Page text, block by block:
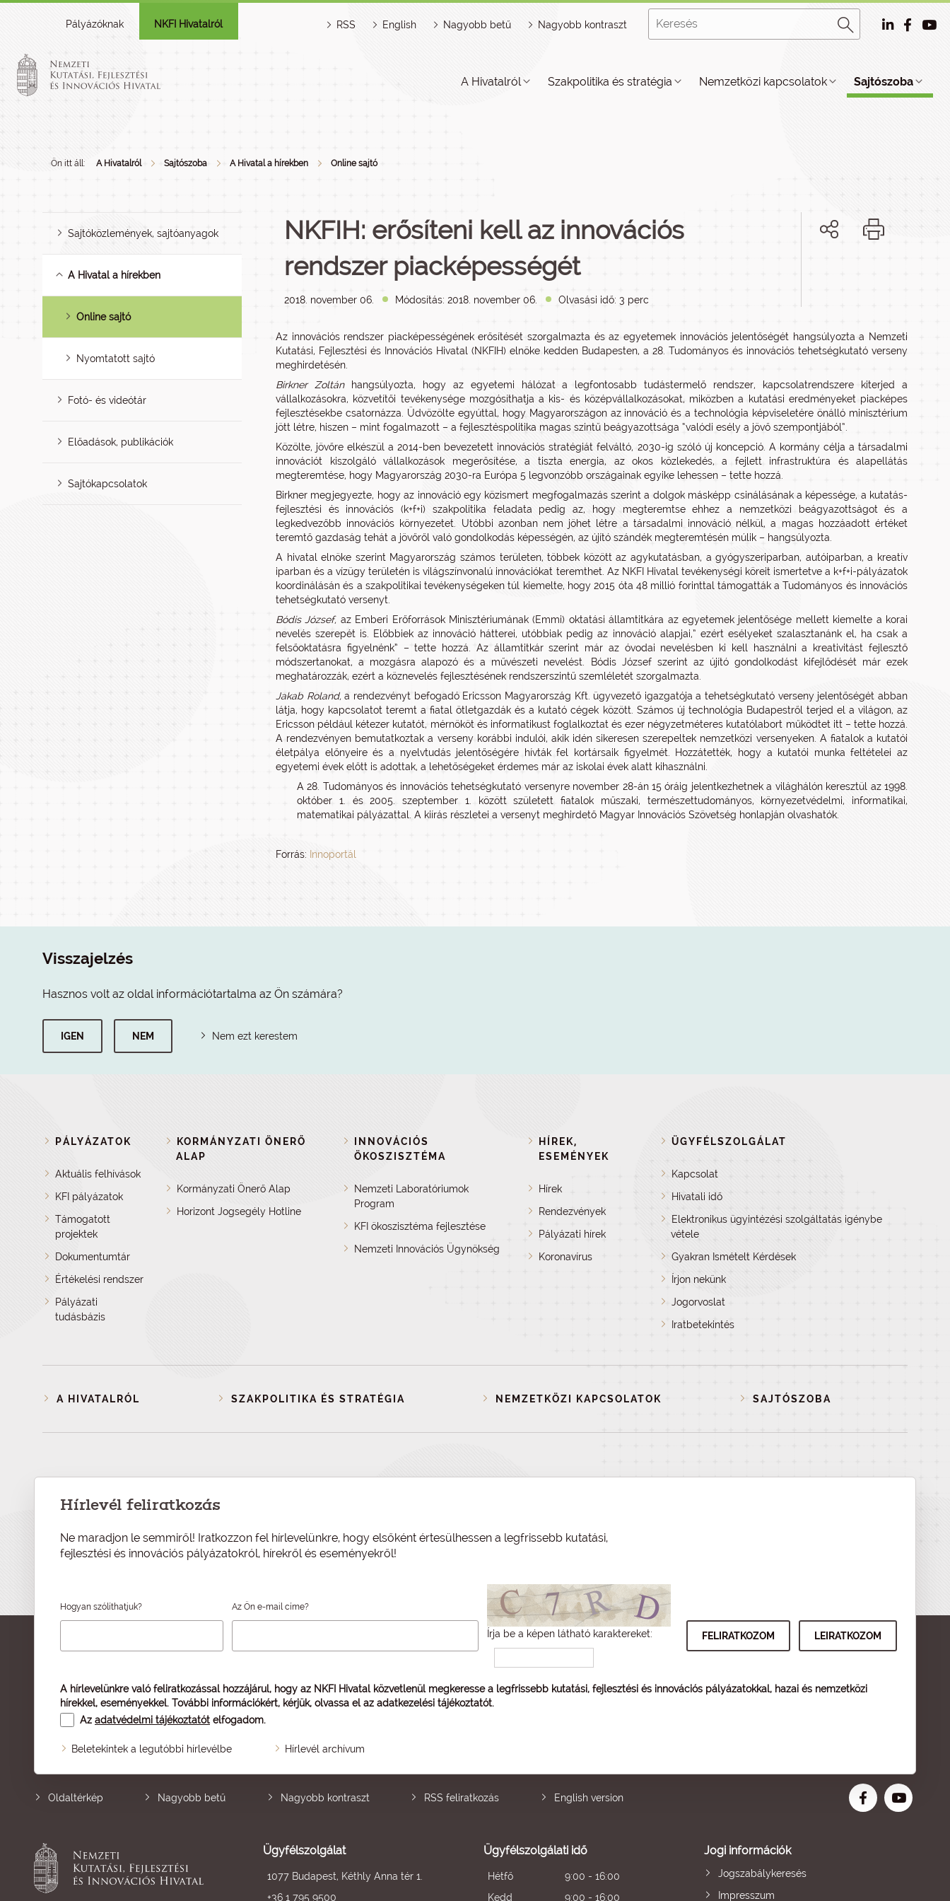
Pályázóknak NKFI Hivatalról RSS English Nagyobb betű Nagyobb kontraszt
A Hivatalról Szakpolitika és stratégia Nemzetközi kapcsolatok Sajtószoba
Ön itt áll: A Hivatalról Sajtószoba A Hivatal a hírekben Online sajtó
Sajtóközlemények, sajtóanyagok
A Hivatal a hírekben
Online sajtó
Nyomtatott sajtó
Fotó- és videótár
Előadások, publikációk
Sajtókapcsolatok
NKFIH: erősíteni kell az innovációs
rendszer piacképességét
2018. november 06. Módosítás: 2018. november 06. Olvasási idő: 3 perc
Az innovációs rendszer piacképességének erősítését szorgalmazta és az egyetemek innovációs jelentőségét hangsúlyozta a Nemzeti
Kutatási, Fejlesztési és Innovációs Hivatal (NKFIH) elnöke kedden Budapesten, a 28. Tudományos és innovációs tehetségkutató verseny
meghirdetésén.
Birkner Zoltánhangsúlyozta, hogy az egyetemi hálózat a legfontosabb tudástermelő rendszer, kapcsolatrendszere kiterjed a
vállalkozásokra, közvetítői tevékenysége mozgósíthatja a kis- és középvállalkozásokat, miközben a kutatási eredményeket piacképes
fejlesztésekbe csatornázza. Üdvözölte egyúttal, hogy Magyarországon az innováció és a technológia képviseletére önálló minisztérium
jött létre, hiszen – mint fogalmazott – a fejlesztéspolitika magas szintű beágyazottsága “valódi esély a jövő szempontjából”.
Közölte, jövőre elkészül a 2014-ben bevezetett innovációs stratégiát felváltó, 2030-ig szóló új koncepció. A kormány célja a társadalmi
innovációt kiszolgáló vállalkozások megerősítése, a tiszta energia, az okos közlekedés, a fejlett infrastruktúra és alapellátás
megteremtése, hogy Magyarország 2030-ra Európa 5 legvonzóbb országainak egyike lehessen – tette hozzá.
Birkner megjegyezte, hogy az innováció egy közismert megfogalmazás szerint a dolgok másképp csinálásának a képessége, a kutatás-
fejlesztési és innovációs (k+f+i) szakpolitika feladata pedig az, hogy megteremtse ehhez a nemzetközi beágyazottságot és a
legkedvezőbb innovációs környezetet. Utóbbi azonban nem jöhet létre a társadalmi innováció nélkül, a magas hozzáadott értéket
teremtő gazdaság tehát a jövőről való gondolkodás képességén, az újító szándék megteremtésén múlik – hangsúlyozta.
A hivatal elnöke szerint Magyarország számos területen, többek között az agykutatásban, a gyógyszeriparban, autóiparban, a kreatív
iparban és a vízügy területén is világszínvonalú innovációkat teremthet. Az NKFI Hivatal tevékenységi köreit ismertetve a k+f+i-pályázatok
koordinálásán és a szakpolitikai tevékenységeken túl kiemelte, hogy 2015 óta 48 millió forinttal támogatták a Tudományos és innovációs
tehetségkutató versenyt.
Bódis József, az Emberi Erőforrások Minisztériumának (Emmi) oktatási államtitkára az egyetemek jelentősége mellett kiemelte a korai
nevelés szerepét is. Előbbiek az innováció hátterei, utóbbiak pedig az innováció alapjai,” ezért esélyeket szalasztanánk el, ha csak a
felsőoktatásra figyelnénk” – tette hozzá. Az államtitkár szerint már az óvodai nevelésben ki kell használni a kreativitást fejlesztő
módszertanokat, a mozgásra alapozó és a művészeti nevelést. Bódis József szerint az újító gondolkodást kifejlődését már ezek
meghatározzák, ezért a köznevelés fejlesztésének rendszerszintű szemléletét szorgalmazta.
Jakab Roland, a rendezvényt befogadó Ericsson Magyarország Kft. ügyvezető igazgatója a tehetségkutató verseny jelentőségét abban
látja, hogy kapcsolatot teremt a fiatal ötletgazdák és a kutató cégek között. Számos új technológia Budapestről terjed el a világon, az
Ericsson például kétezer kutatót, mérnököt és informatikust foglalkoztat és ezer négyzetméteres kutatólabort működtet itt – tette hozzá.
A rendezvényen bemutatkoztak a verseny korábbi indulói, akik idén sikeresen szerepeltek nemzetközi versenyeken. A fiatalok a kutatói
életpálya előnyeire és a nyelvtudás jelentőségére hívták fel kortársaik figyelmét. Hozzátették, hogy a kutatói munka feltételei az
egyetemi évek előtt is adottak, a lehetőségeket érdemes már az iskolai évek alatt kihasználni.
A 28. Tudományos és innovációs tehetségkutató versenyre november 28-án 15 óráig jelentkezhetnek a világhálón keresztül az 1998.
október 1. és 2005. szeptember 1. között született fiatalok műszaki, természettudományos, környezetvédelmi, informatikai,
matematikai pályázattal. A kiírás részletei a versenyt meghirdető Magyar Innovációs Szövetség honlapján olvashatók.
Forrás: Innoportál
Visszajelzés
Hasznos volt az oldal információtartalma az Ön számára?
IGEN NEM Nem ezt kerestem
PÁLYÁZATOK
Aktuális felhívások
KFI pályázatok
Támogatott
projektek
Dokumentumtár
Értékelési rendszer
Pályázati
tudásbázis
KORMÁNYZATI ÖNERŐ
ALAP
Kormányzati Önerő Alap
Horizont Jogsegély Hotline
INNOVÁCIÓS
ÖKOSZISZTÉMA
Nemzeti Laboratóriumok
Program
KFI ökoszisztéma fejlesztése
Nemzeti Innovációs Ügynökség
HÍREK,
ESEMÉNYEK
Hírek
Rendezvények
Pályázati hírek
Koronavírus
ÜGYFÉLSZOLGÁLAT
Kapcsolat
Hivatali idő
Elektronikus ügyintézési szolgáltatás igénybe
vétele
Gyakran Ismételt Kérdések
Írjon nekünk
Jogorvoslat
Iratbetekintés
A HIVATALRÓL SZAKPOLITIKA ÉS STRATÉGIA NEMZETKÖZI KAPCSOLATOK SAJTÓSZOBA
Hírlevél feliratkozás
Ne maradjon le semmiről! Iratkozzon fel hírlevelünkre, hogy elsőként értesülhessen a legfrissebb kutatási,
fejlesztési és innovációs pályázatokról, hírekről és eseményekről!
Hogyan szólíthatjuk? Az Ön e-mail címe?
Írja be a képen látható karaktereket:
A hírlevelünkre való feliratkozással hozzájárul, hogy az NKFI Hivatal közvetlenül megkeresse a legfrissebb kutatási, fejlesztési és innovációs pályázatokkal, hazai és nemzetközi
hírekkel, eseményekkel. További információkért, kérjük, olvassa el az adatkezelési tájékoztatót.
Az adatvédelmi tájékoztatót elfogadom.
Beletekintek a legutóbbi hírlevélbe Hírlevél archívum
Oldaltérkép Nagyobb betű Nagyobb kontraszt RSS feliratkozás English version
Ügyfélszolgálat
1077 Budapest, Kéthly Anna tér 1.
+36 1 795 9500
Ügyfélszolgálati idő
Hétfő
9:00 - 16:00
Kedd
9:00 - 16:00
Jogi információk
Jogszabálykeresés
Impresszum